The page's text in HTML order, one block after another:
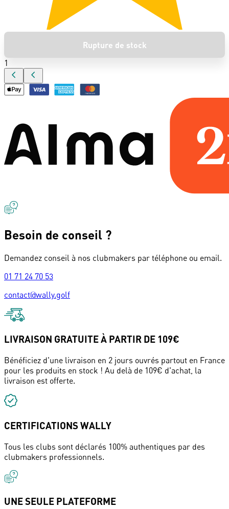
Rupture de stock
1
Besoin de conseil ?
Demandez conseil à nos clubmakers par téléphone ou email.
01 71 24 70 53
contact@wally.golf
LIVRAISON GRATUITE À PARTIR DE 109€
Bénéficiez d'une livraison en 2 jours ouvrés partout en France
pour les produits en stock ! Au delà de 109€ d'achat, la
livraison est offerte.
CERTIFICATIONS WALLY
Tous les clubs sont déclarés 100% authentiques par des
clubmakers professionnels.
UNE SEULE PLATEFORME